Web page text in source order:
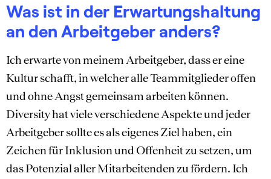
Was ist in der Erwartungshaltung
an den Arbeitgeber anders?
Ich erwarte von meinem Arbeitgeber, dass er eine
Kultur schafft, in welcher alle Teammitglieder offen
und ohne Angst gemeinsam arbeiten können.
Diversity hat viele verschiedene Aspekte und jeder
Arbeitgeber sollte es als eigenes Ziel haben, ein
Zeichen für Inklusion und Offenheit zu setzen, um
das Potenzial aller Mitarbeitenden zu fördern. Ich